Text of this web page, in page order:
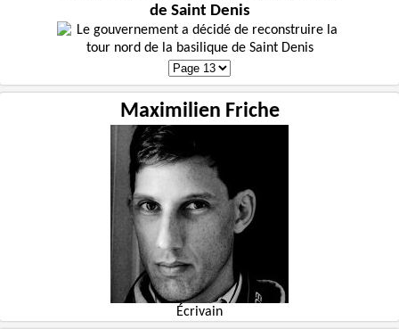
de Saint Denis
Maximilien Friche
Écrivain